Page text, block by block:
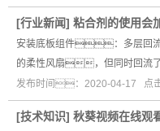
[行业新闻] 粘合剂的使用会
安装底板组件：多层回
的柔性风扇，但同时回
发布时间：2020-04-17 点
[技术知识] 秋葵视频在线观